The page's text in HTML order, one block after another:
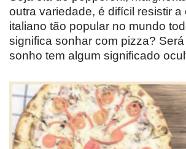
outra variedade, é difícil resistir a
italiano tão popular no mundo
significa sonhar com pizza?
sonho tem algum significado